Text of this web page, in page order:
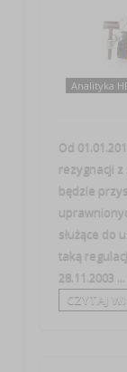
Analityka
Od
rezygnacji
będzie
służące do
taką
28.11.2003 ...
CZYTAJ